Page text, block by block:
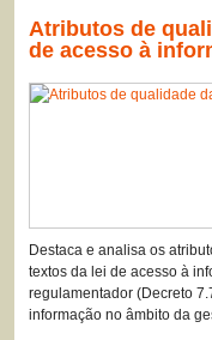
Atributos de
de acesso à
Destaca e analisa os
textos da lei de acesso à
regulamentador (Decreto
informação no âmbito da